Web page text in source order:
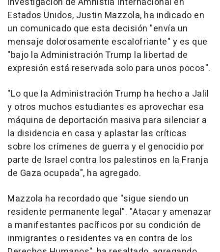
Estados Unidos, Justin Mazzola, ha indicado en
un comunicado que esta decisión "envía un
mensaje dolorosamente escalofriante" y es que
"bajo la Administración Trump la libertad de
expresión está reservada solo para unos pocos".
"Lo que la Administración Trump ha hecho a Jalil
y otros muchos estudiantes es aprovechar esa
máquina de deportación masiva para silenciar a
la disidencia en casa y aplastar las críticas
sobre los crímenes de guerra y el genocidio por
parte de Israel contra los palestinos en la Franja
de Gaza ocupada", ha agregado.
Mazzola ha recordado que "sigue siendo un
residente permanente legal". "Atacar y amenazar
a manifestantes pacíficos por su condición de
inmigrantes o residentes va en contra de los